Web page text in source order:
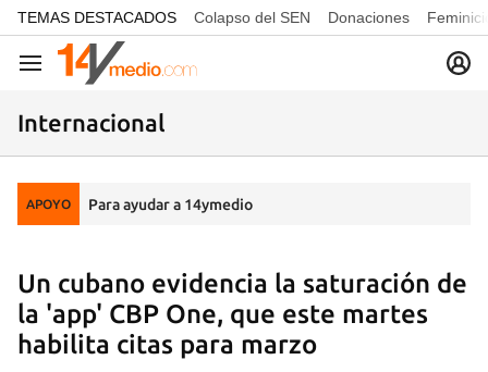
common.go-to-content
TEMAS DESTACADOS Colapso del SEN Donaciones
Navegación
Internacional
APOYO Para ayudar a 14ymedio
Un cubano evidencia la saturación de
la 'app' CBP One, que este martes
habilita citas para marzo